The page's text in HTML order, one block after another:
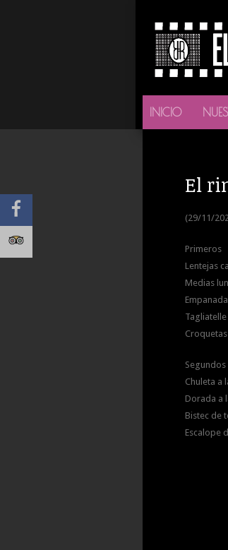
INICIO
El
(29/11/
Primeros
Lentejas
Medias
Segundos
Chuleta a
Dorada a
Bistec de
Escalope